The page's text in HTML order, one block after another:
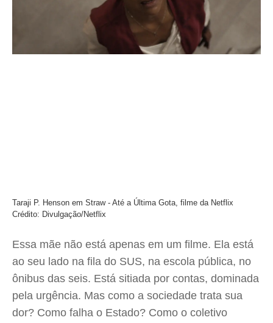
Taraji P. Henson em Straw - Até a Última Gota, filme da Netflix
Crédito: Divulgação/Netflix
Essa mãe não está apenas em um filme. Ela está
ao seu lado na fila do SUS, na escola pública, no
ônibus das seis. Está sitiada por contas, dominada
pela urgência. Mas como a sociedade trata sua
dor? Como falha o Estado? Como o coletivo